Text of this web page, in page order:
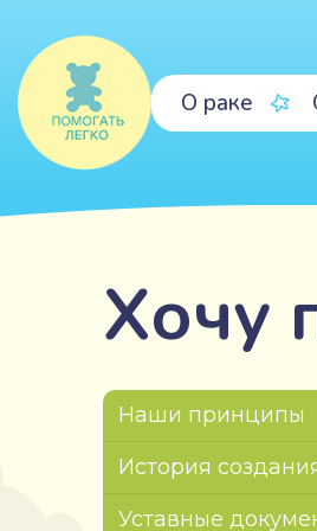
О раке
Хочу
Наши принципы
История
Уставные